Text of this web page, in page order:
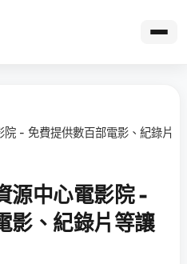
- 免費提供數百部電影、紀錄片
源中心電影院 -
影、紀錄片等讓